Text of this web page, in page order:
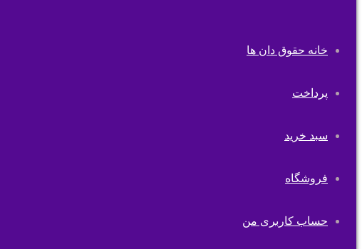
خانه حقوق دان ها
پرداخت
سبد خرید
فروشگاه
حساب کاربری من